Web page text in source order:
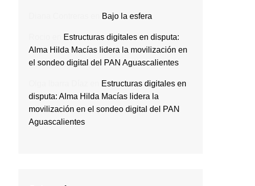
Bajo la esfera
Estructuras digitales en disputa:
Alma Hilda Macías lidera la movilización en
el sondeo digital del PAN Aguascalientes
Estructuras digitales en
disputa: Alma Hilda Macías lidera la
movilización en el sondeo digital del PAN
Aguascalientes